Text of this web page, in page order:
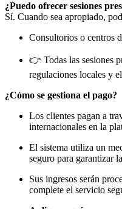
¿Puedo ofrecer sesiones
Sí. Cuando sea apropiado,
Consultorios o centros
👉 Todas las sesiones
regulaciones locales y
¿Cómo se gestiona el pago?
Los clientes pagan a
internacionales en la
El sistema utiliza un
seguro para garantizar
Sus ingresos serán
complete el servicio